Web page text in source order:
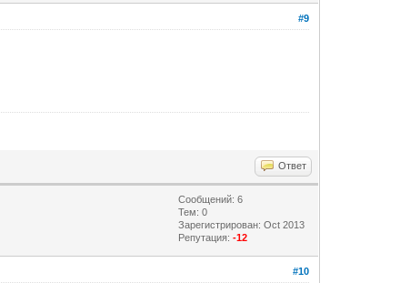
#9
Ответ
Сообщений: 6
Тем: 0
Зарегистрирован: Oct 2013
Репутация:-12
#10